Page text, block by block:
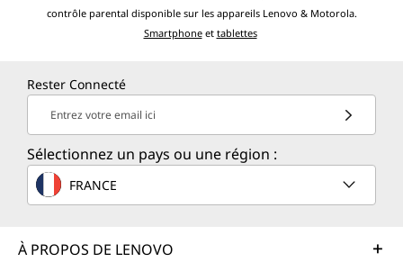
contrôle parental disponible sur les appareils Lenovo & Motorola.
Smartphoneet tablettes
Rester Connecté
Entrez votre email ici
Sélectionnez un pays ou une région :
FRANCE
À PROPOS DE LENOVO